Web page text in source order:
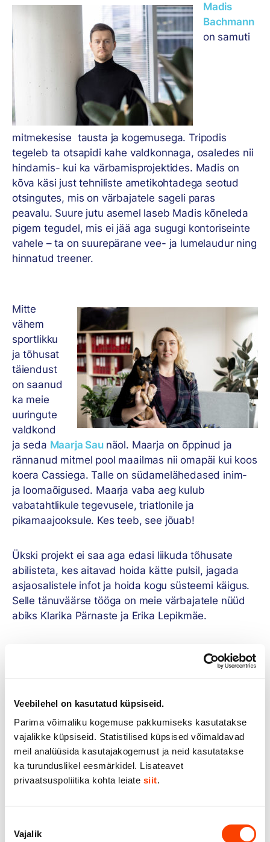
Veebilehel on kasutatud küpsiseid.
Parima võimaliku kogemuse pakkumiseks kasutatakse
vajalikke küpsiseid. Statistilised küpsised võimaldavad
meil analüüsida kasutajakogemust ja neid kasutatakse
ka turunduslikel eesmärkidel. Lisateavet
privaatsuspoliitika kohta leiate siit.
valik
Vajalik
Madis
Bachmann
on samuti
mitmekesise tausta ja kogemusega. Tripodis
tegeleb ta otsapidi kahe valdkonnaga, osaledes nii
hindamis- kui ka värbamisprojektides. Madis on
kõva käsi just tehniliste ametikohtadega seotud
otsingutes, mis on värbajatele sageli paras
peavalu. Suure jutu asemel laseb Madis kõneleda
pigem tegudel, mis ei jää aga sugugi kontoriseinte
vahele – ta on suurepärane vee- ja lumelaudur ning
hinnatud treener.
Mitte
vähem
sportlikku
ja tõhusat
täiendust
on saanud
ka meie
uuringute
valdkond
ja seda Maarja Sau näol. Maarja on õppinud ja
rännanud mitmel pool maailmas nii omapäi kui koos
koera Cassiega. Talle on südamelähedased inim-
ja loomaõigused. Maarja vaba aeg kulub
vabatahtlikule tegevusele, triatlonile ja
pikamaajooksule. Kes teeb, see jõuab!
Ükski projekt ei saa aga edasi liikuda tõhusate
abilisteta, kes aitavad hoida kätte pulsil, jagada
asjaosalistele infot ja hoida kogu süsteemi käigus.
Selle tänuväärse tööga on meie värbajatele nüüd
abiks Klarika Pärnaste ja Erika Lepikmäe.
Klarika
Pärnasteon
suures
tootmises kui
iduettevõttes. Tripodis töötab Klarika põhiliselt koos
hulka kuuluvad nii muusika (ei ole just palju inimesi,
kes oleks õppinud orelimängu!) kui ka aiandus.
Saadused Klarika taime- ja viljapuuaiast hoiavad